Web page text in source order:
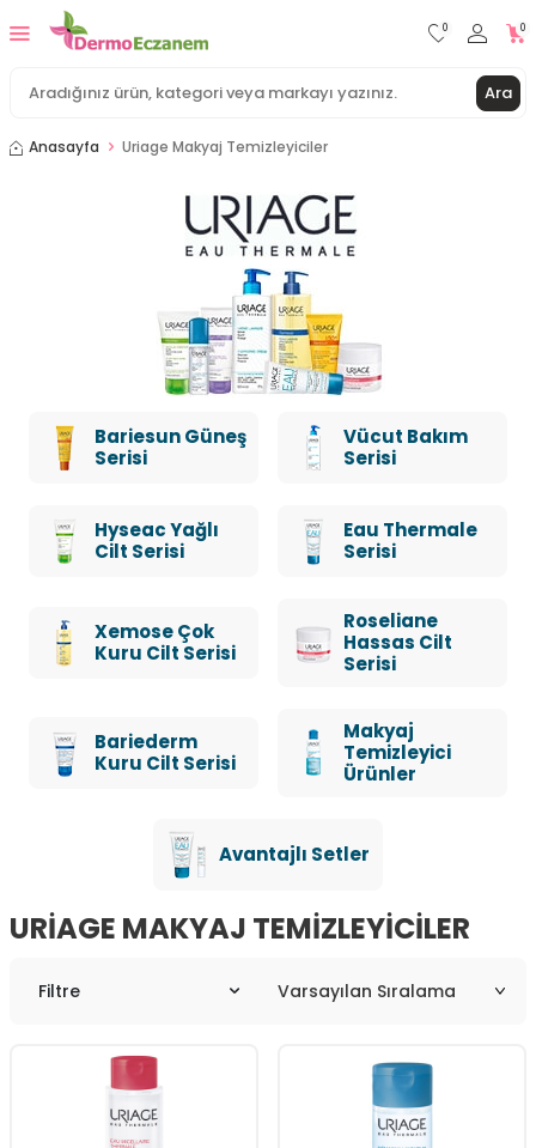
Ara
0 0
Anasayfa Uriage Makyaj Temizleyiciler
Bariesun Güneş
Serisi
Vücut Bakım
Serisi
Hyseac Yağlı
Cilt Serisi
Eau Thermale
Serisi
Xemose Çok
Kuru Cilt Serisi
Roseliane
Hassas Cilt
Serisi
Bariederm
Kuru Cilt Serisi
Makyaj
Temizleyici
Ürünler
Avantajlı Setler
URIAGE MAKYAJ TEMIZLEYICILER
Filtre